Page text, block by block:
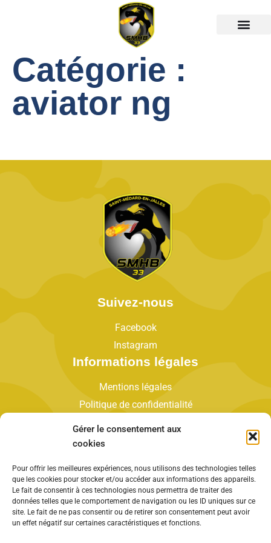
Gérer le consentement aux
cookies
Pour offrir les meilleures expériences, nous utilisons des technologies telles
que les cookies pour stocker et/ou accéder aux informations des appareils.
Le fait de consentir à ces technologies nous permettra de traiter des
données telles que le comportement de navigation ou les ID uniques sur ce
site. Le fait de ne pas consentir ou de retirer son consentement peut avoir
un effet négatif sur certaines caractéristiques et fonctions.
Catégorie :
aviator ng
Suivez-nous
Facebook
Instagram
Informations légales
Mentions légales
Politique de confidentialité
Salle Ariane - Allée du Preuilha 33160 Saint
Médard en Jalles
Tel : +(0)33 6 79 96 17 08
contact@smhb.fr
Contactez-nous